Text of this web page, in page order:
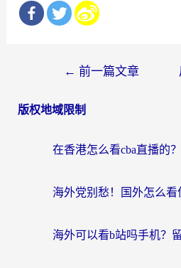
导
← 前一篇文章
版权地域限制